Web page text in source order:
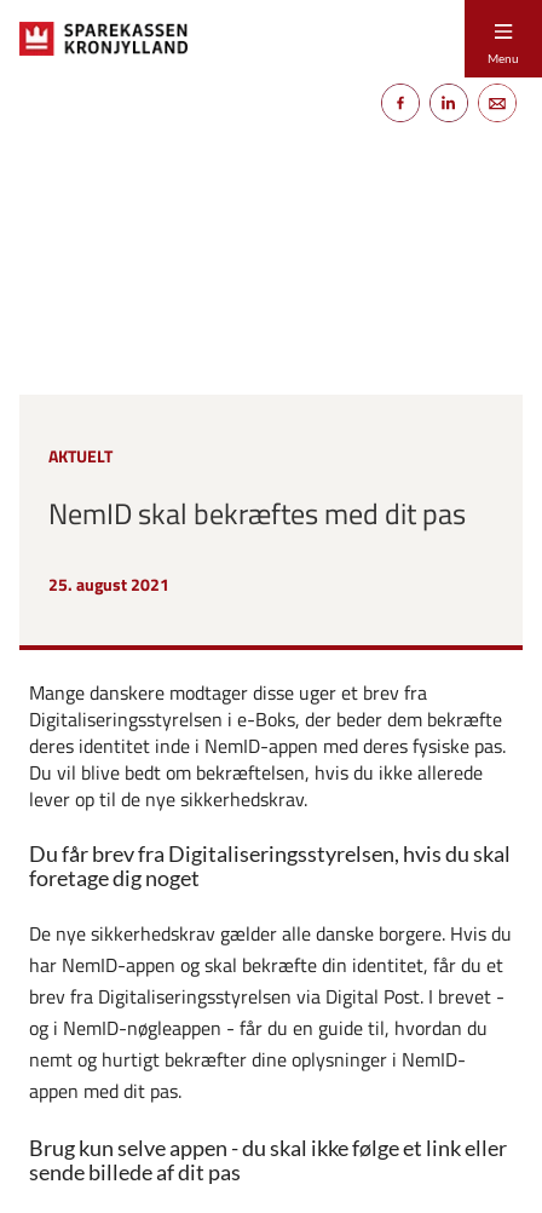
Menu
AKTUELT
NemID skal bekræftes med dit pas
25. august 2021
Mange danskere modtager disse uger et brev fra
Digitaliseringsstyrelsen i e-Boks, der beder dem bekræfte
deres identitet inde i NemID-appen med deres fysiske pas.
Du vil blive bedt om bekræftelsen, hvis du ikke allerede
lever op til de nye sikkerhedskrav.
Du får brev fra Digitaliseringsstyrelsen, hvis du skal
foretage dig noget
De nye sikkerhedskrav gælder alle danske borgere. Hvis du
har NemID-appen og skal bekræfte din identitet, får du et
brev fra Digitaliseringsstyrelsen via Digital Post. I brevet -
og i NemID-nøgleappen - får du en guide til, hvordan du
nemt og hurtigt bekræfter dine oplysninger i NemID-
appen med dit pas.
Brug kun selve appen - du skal ikke følge et link eller
sende billede af dit pas